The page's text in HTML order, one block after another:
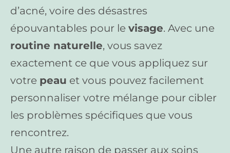
d’acné, voire des désastres
épouvantables pour le visage. Avec une
routine naturelle, vous savez
exactement ce que vous appliquez sur
votre peau et vous pouvez facilement
personnaliser votre mélange pour cibler
les problèmes spécifiques que vous
rencontrez.
Une autre raison de passer aux soins